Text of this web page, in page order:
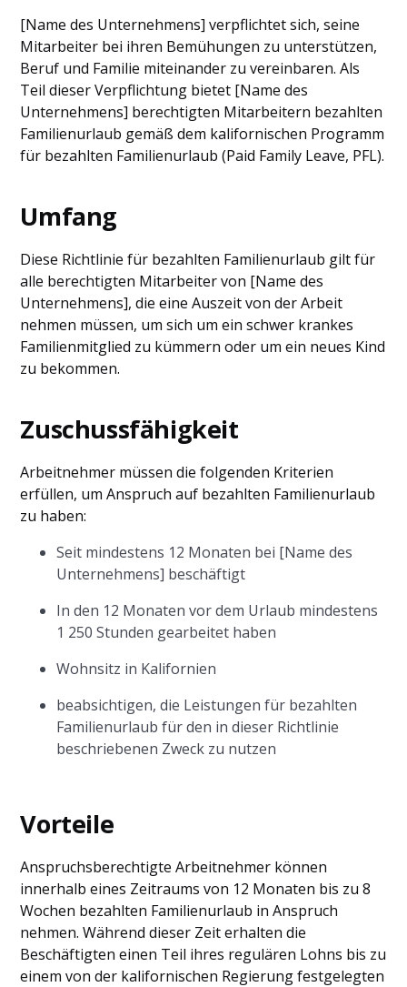
[Name des Unternehmens] verpflichtet sich, seine
Mitarbeiter bei ihren Bemühungen zu unterstützen,
Beruf und Familie miteinander zu vereinbaren. Als
Teil dieser Verpflichtung bietet [Name des
Unternehmens] berechtigten Mitarbeitern bezahlten
Familienurlaub gemäß dem kalifornischen Programm
für bezahlten Familienurlaub (Paid Family Leave, PFL).
Umfang
Diese Richtlinie für bezahlten Familienurlaub gilt für
alle berechtigten Mitarbeiter von [Name des
Unternehmens], die eine Auszeit von der Arbeit
nehmen müssen, um sich um ein schwer krankes
Familienmitglied zu kümmern oder um ein neues Kind
zu bekommen.
Zuschussfähigkeit
Arbeitnehmer müssen die folgenden Kriterien
erfüllen, um Anspruch auf bezahlten Familienurlaub
zu haben:
Seit mindestens 12 Monaten bei [Name des
Unternehmens] beschäftigt
In den 12 Monaten vor dem Urlaub mindestens
1 250 Stunden gearbeitet haben
Wohnsitz in Kalifornien
beabsichtigen, die Leistungen für bezahlten
Familienurlaub für den in dieser Richtlinie
beschriebenen Zweck zu nutzen
Vorteile
Anspruchsberechtigte Arbeitnehmer können
innerhalb eines Zeitraums von 12 Monaten bis zu 8
Wochen bezahlten Familienurlaub in Anspruch
nehmen. Während dieser Zeit erhalten die
Beschäftigten einen Teil ihres regulären Lohns bis zu
einem von der kalifornischen Regierung festgelegten